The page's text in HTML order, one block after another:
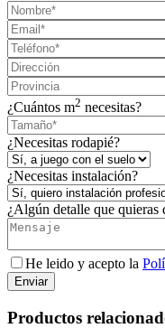
¿Cuántos m2 necesitas?
¿Necesitas rodapié?
¿Necesitas instalación?
¿Algún detalle que quieras
He leido y acepto la
Enviar
Productos